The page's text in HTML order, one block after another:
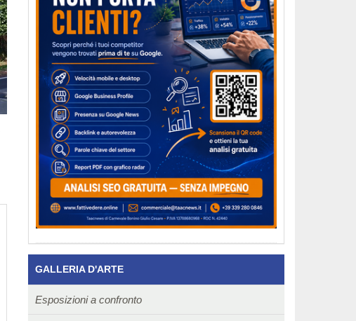
GALLERIA D'ARTE
Esposizioni a confronto